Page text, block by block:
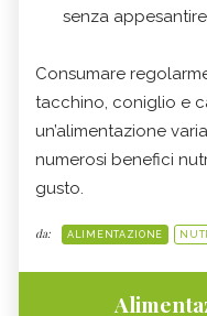
senza
Consumare
tacchino, coniglio e
un’alimentazione
numerosi benefici
gusto.
da: ALIMENTAZIONE